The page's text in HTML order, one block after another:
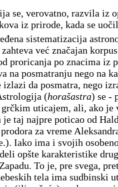
se, verovatno, razvila iz
iz prirode, kada se
sistematizacija
već značajan
proricanja po znacima iz
na posmatranju nego na
izlazi da posmatra, nego
(horašastra) se -
uticajem, ali, ako je
je taj najpre poticao od
za vreme
Iako ima i svojih
opšte karakteristike
To je, pre svega,
tela ima sudbinski